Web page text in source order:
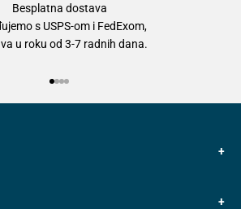
Besplatna dostava
s USPS-om i FedExom,
u roku od 3-7 radnih dana.
+
+